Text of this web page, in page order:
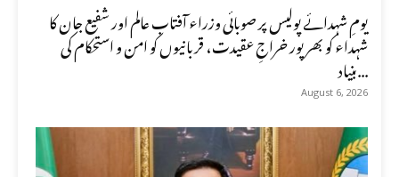
یومِ شہدائے پولیس پر صوبائی وزراء آفتاب عالم اور شفیع جان کا
شہداء کو بھرپور خراجِ عقیدت، قربانیوں کو امن و استحکام کی
بنیاد...
August 6, 2026